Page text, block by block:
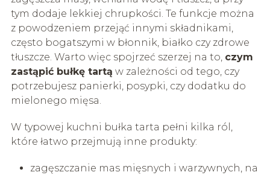
tym dodaje lekkiej chrupkości. Te funkcje można
z powodzeniem przejąć innymi składnikami,
często bogatszymi w błonnik, białko czy zdrowe
tłuszcze. Warto więc spojrzeć szerzej na to, czym
zastąpić bułkę tartą w zależności od tego, czy
potrzebujesz panierki, posypki, czy dodatku do
mielonego mięsa.
W typowej kuchni bułka tarta pełni kilka ról,
które łatwo przejmują inne produkty:
zagęszczanie mas mięsnych i warzywnych, na